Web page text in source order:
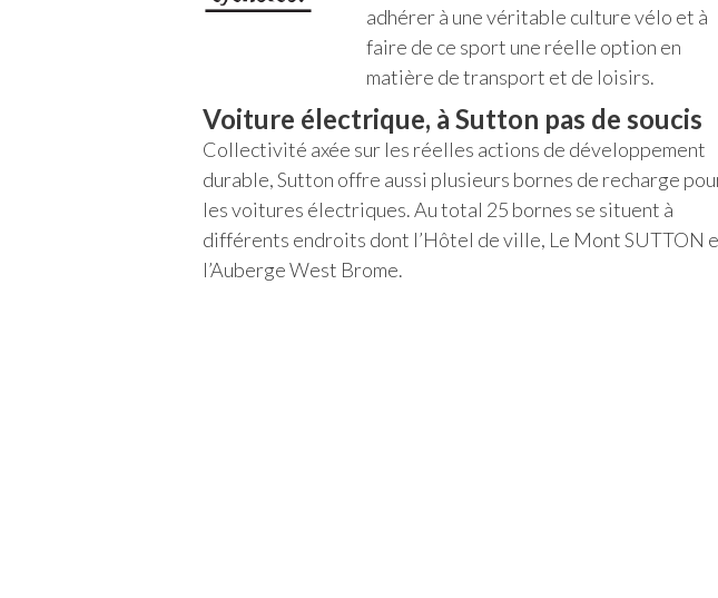
adhérer à une véritable culture vélo et à
faire de ce sport une réelle option en
matière de transport et de loisirs.
Voiture électrique, à Sutton pas de soucis
Collectivité axée sur les réelles actions de développement
durable, Sutton offre aussi plusieurs bornes de recharge
les voitures électriques. Au total 25 bornes se situent à
différents endroits dont l’Hôtel de ville, Le Mont SUTTON
l’Auberge West Brome.